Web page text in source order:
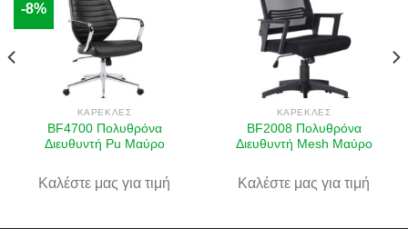
-8%
Πρόσθήκη
στην λίστα
ΚΑΡΈΚΛΕΣ
BF4700 Πολυθρόνα
Διευθυντή Pu Μαύρο
Καλέστε μας για τιμή
Πρόσθήκη
στην λίστα
ΚΑΡΈΚΛΕΣ
BF2008 Πολυθρόνα
Διευθυντή Mesh Μαύρο
Καλέστε μας για τιμή